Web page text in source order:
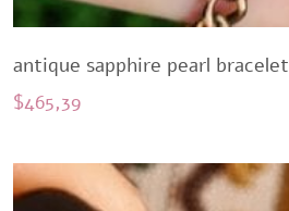
antique sapphire pearl bracelet
$465,39